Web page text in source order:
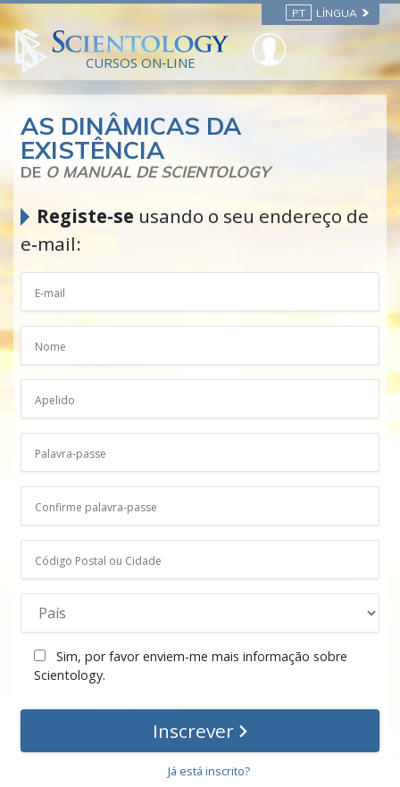
PT LÍNGUA
CURSOS ON‑LINE
AS DINÂMICAS DA
EXISTÊNCIA
DE O MANUAL DE SCIENTOLOGY
Registe‑se usando o seu endereço de
e‑mail:
Sim, por favor enviem‑me mais informação sobre
Scientology.
Inscrever
Já está inscrito?